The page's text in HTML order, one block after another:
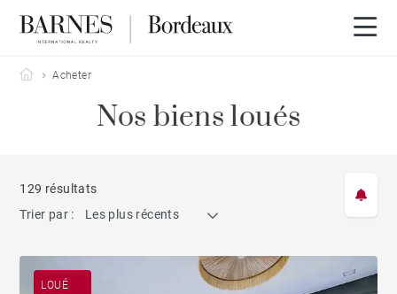
Barnes Bordeaux
Acheter
Nos biens loués
129 résultats
Trier par :
Les plus récents
LOUÉ